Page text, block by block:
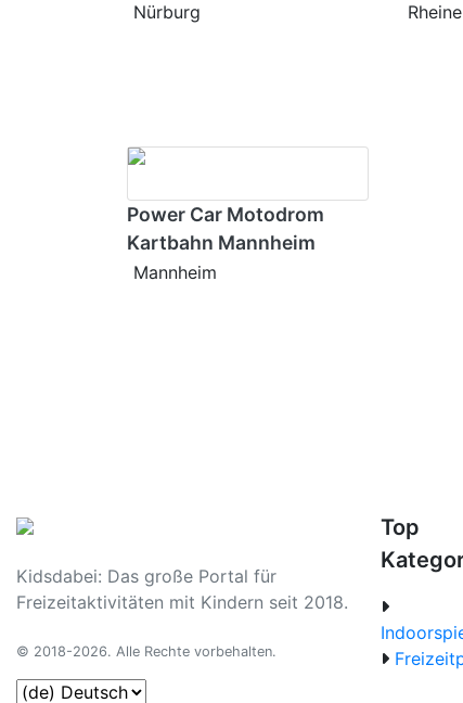
Nürburg Rheine
Power Car Motodrom
Kartbahn Mannheim
Mannheim
Kidsdabei: Das große Portal für
Freizeitaktivitäten mit Kindern seit 2018.
© 2018-2026. Alle Rechte vorbehalten.
Top